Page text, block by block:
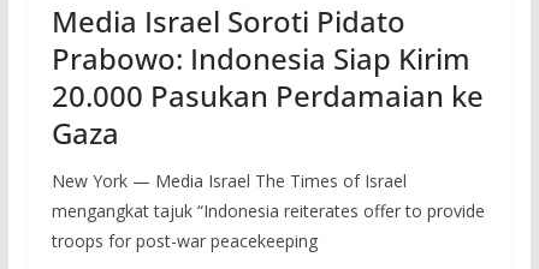
Media Israel Soroti Pidato
Prabowo: Indonesia Siap Kirim
20.000 Pasukan Perdamaian ke
Gaza
New York — Media Israel The Times of Israel
mengangkat tajuk “Indonesia reiterates offer to provide
troops for post-war peacekeeping